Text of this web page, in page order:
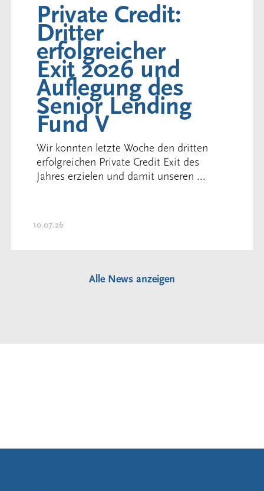
Private Credit:
Dritter
erfolgreicher
Exit 2026 und
Auflegung des
Senior Lending
Fund V
Wir konnten letzte Woche den dritten
erfolgreichen Private Credit Exit des
Jahres erzielen und damit unseren ...
10.07.26
Alle News anzeigen